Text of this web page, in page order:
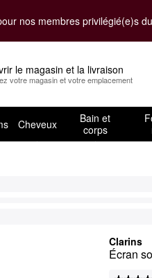
nos membres privilégié(e)s
le magasin et la livraison
votre magasin et votre emplacement
Cheveux
Bain et
corps
Clarins
Écran